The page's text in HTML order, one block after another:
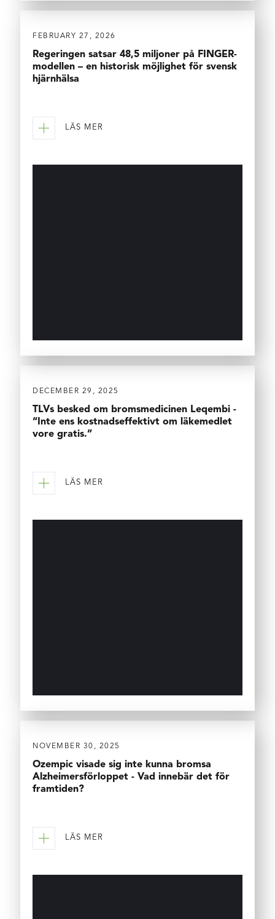
FEBRUARY 27, 2026
Regeringen satsar 48,5 miljoner på FINGER-
modellen – en historisk möjlighet för svensk
hjärnhälsa
LÄS MER
DECEMBER 29, 2025
TLVs besked om bromsmedicinen Leqembi -
“Inte ens kostnadseffektivt om läkemedlet
vore gratis.”
LÄS MER
NOVEMBER 30, 2025
Ozempic visade sig inte kunna bromsa
Alzheimersförloppet - Vad innebär det för
framtiden?
LÄS MER